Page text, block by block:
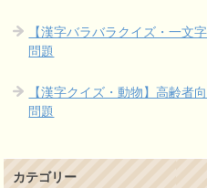
【漢字バラバラクイズ・一文
問題
【漢字クイズ・動物】高齢者
問題
カテゴリー